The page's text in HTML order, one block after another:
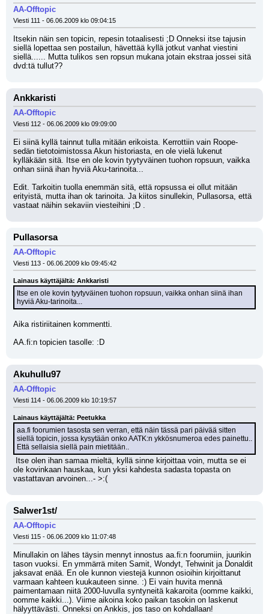
AA-Offtopic
Viesti 111 - 06.06.2009 klo 09:04:15
Itsekin näin sen topicin, repesin totaalisesti ;D Onneksi itse tajusin
siellä lopettaa sen postailun, hävettää kyllä jotkut vanhat viestini
siellä...... Mutta tulikos sen ropsun mukana jotain ekstraa jossei sitä
dvd:tä tullut??
Ankkaristi
AA-Offtopic
Viesti 112 - 06.06.2009 klo 09:09:00
Ei siinä kyllä tainnut tulla mitään erikoista. Kerrottiin vain Roope-
sedän tietotoimistossa Akun historiasta, en ole vielä lukenut
kylläkään sitä. Itse en ole kovin tyytyväinen tuohon ropsuun, vaikka
onhan siinä ihan hyviä Aku-tarinoita...
Edit. Tarkoitin tuolla enemmän sitä, että ropsussa ei ollut mitään
erityistä, mutta ihan ok tarinoita. Ja kiitos sinullekin, Pullasorsa, että
vastaat näihin sekaviin viesteihini ;D .
Pullasorsa
AA-Offtopic
Viesti 113 - 06.06.2009 klo 09:45:42
Lainaus käyttäjältä: Ankkaristi
Itse en ole kovin tyytyväinen tuohon ropsuun, vaikka onhan siinä ihan
hyviä Aku-tarinoita...
Aika ristiriitainen kommentti.
AA.fi:n topicien tasolle: :D
Akuhullu97
AA-Offtopic
Viesti 114 - 06.06.2009 klo 10:19:57
Lainaus käyttäjältä: Peetukka
aa.fi foorumien tasosta sen verran, että näin tässä pari päivää sitten
siellä topicin, jossa kysytään onko AATK:n ykkösnumeroa edes painettu..
Että sellaisia siellä pain mietitään..
ole kovinkaan hauskaa, kun yksi kahdesta sadasta topasta on
vastattavan arvoinen...- >:(
Salwer1st/
AA-Offtopic
Viesti 115 - 06.06.2009 klo 11:07:48
Minullakin on lähes täysin mennyt innostus aa.fi:n foorumiin, juurikin
tason vuoksi. En ymmärrä miten Samit, Wondyt, Tehwinit ja Donaldit
jaksavat enää. En ole kunnon viestejä kunnon osioihin kirjoittanut
varmaan kahteen kuukauteen sinne. :) Ei vain huvita mennä
paimentamaan niitä 2000-luvulla syntyneitä kakaroita (oomme kaikki,
oomme kaikki...). Viime aikoina koko paikan tasokin on laskenut
hälyyttävästi. Onneksi on Ankkis, jos taso on kohdallaan!